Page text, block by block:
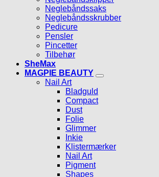
Neglebåndssaks
Neglebåndsskrubber
Pedicure
Pensler
Pincetter
Tilbehør
SheMax
MAGPIE BEAUTY
Nail Art
Bladguld
Compact
Dust
Folie
Glimmer
Inkie
Klistermærker
Nail Art
Pigment
Shapes